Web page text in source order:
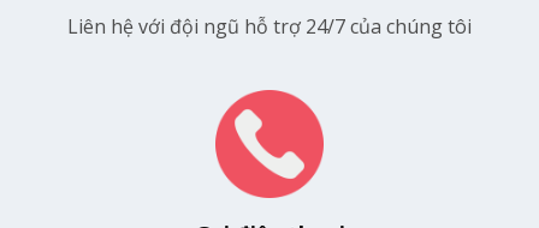
Liên hệ với đội ngũ hỗ trợ 24/7 của chúng tôi